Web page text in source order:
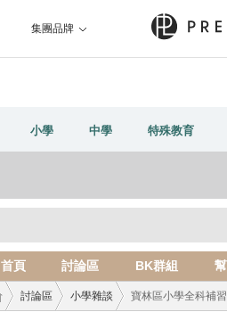
集團品牌
小學 中學 特殊教育
首頁 討論區 BK群組
討論區 小學雜談 寶林區小學全科補